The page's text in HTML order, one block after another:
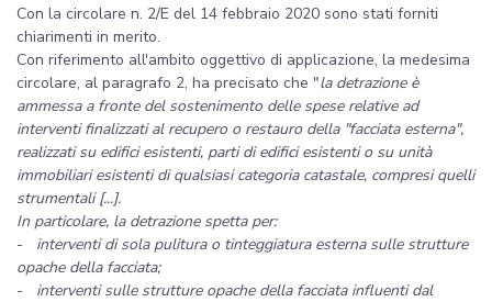
Con la circolare n. 2/E del 14 febbraio 2020 sono stati forniti
chiarimenti in merito.
Con riferimento all'ambito oggettivo di applicazione, la medesima
circolare, al paragrafo 2, ha precisato che "la detrazione è
ammessa a fronte del sostenimento delle spese relative ad
interventi finalizzati al recupero o restauro della "facciata esterna",
realizzati su edifici esistenti, parti di edifici esistenti o su unità
immobiliari esistenti di qualsiasi categoria catastale, compresi quelli
strumentali [...].
In particolare, la detrazione spetta per:
- interventi di sola pulitura o tinteggiatura esterna sulle strutture
opache della facciata;
- interventi sulle strutture opache della facciata influenti dal